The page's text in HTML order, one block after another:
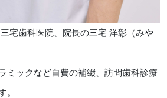
宅歯科医院、院長の三宅 洋彰（みや
ミックなど自費の補綴、訪問歯科診療
。